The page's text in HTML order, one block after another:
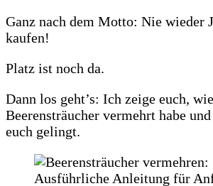
Ganz nach dem Motto: Nie wieder
kaufen!
Platz ist noch da.
Dann los geht’s: Ich zeige euch,
Beerensträucher vermehrt habe
euch gelingt.